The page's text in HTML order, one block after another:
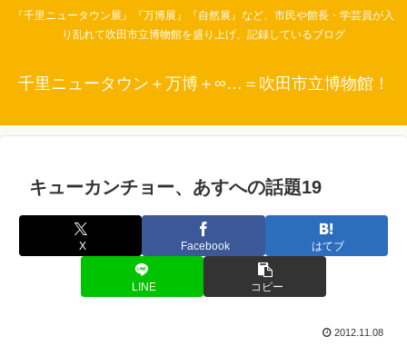
『千里ニュータウン展』『万博展』『自然展』など、市民や館長・学芸員が入
り乱れて吹田市立博物館を盛り上げ、記録しているブログ
千里ニュータウン＋万博＋∞…＝吹田市立博物館！
キューカンチョー、あすへの話題19
X Facebook はてブ
LINE コピー
2012.11.08